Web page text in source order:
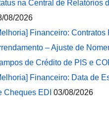
na Central de Relatórios
08/2026
Financeiro: Contratos
– Ajuste de
de Crédito de PIS e
Financeiro: Data de
Cheques EDI 03/08/2026